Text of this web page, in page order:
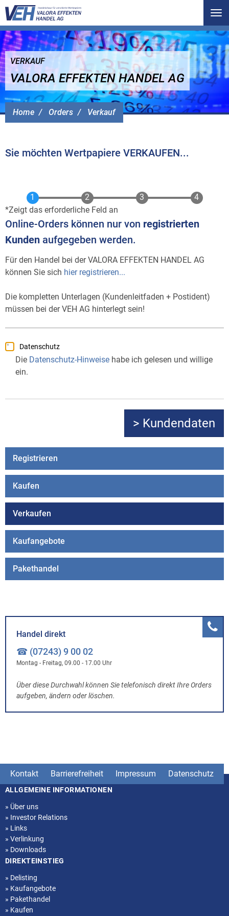
Home Orders Verkauf
VERKAUF
VALORA EFFEKTEN HANDEL AG
Sie möchten Wertpapiere VERKAUFEN...
Zeigt das erforderliche Feld an
Online-Orders können nur von registrierten
Kunden aufgegeben werden.
Für den Handel bei der VALORA EFFEKTEN HANDEL AG
können Sie sich hier registrieren...
Die kompletten Unterlagen (Kundenleitfaden + Postident)
müssen bei der VEH AG hinterlegt sein!
Datenschutz
Die Datenschutz-Hinweise habe ich gelesen und willige
ein.
Registrieren
Kaufen
Verkaufen
Kaufangebote
Pakethandel
Handel direkt
☎ (07243) 9 00 02
Montag - Freitag, 09.00 - 17.00 Uhr
Über diese Durchwahl können Sie telefonisch direkt Ihre Orders
aufgeben, ändern oder löschen.
Kontakt Barrierefreiheit Impressum Datenschutz
Seitenstruktur
ALLGEMEINE INFORMATIONEN
» Über uns
» Investor Relations
» Links
» Verlinkung
» Downloads
DIREKTEINSTIEG
» Delisting
» Kaufangebote
» Pakethandel
» Kaufen